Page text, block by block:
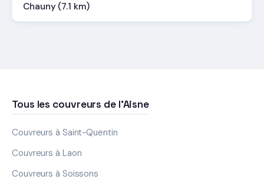
Chauny (7.1 km)
Tous les couvreurs de l'Aisne
Couvreurs à Saint-Quentin
Couvreurs à Laon
Couvreurs à Soissons